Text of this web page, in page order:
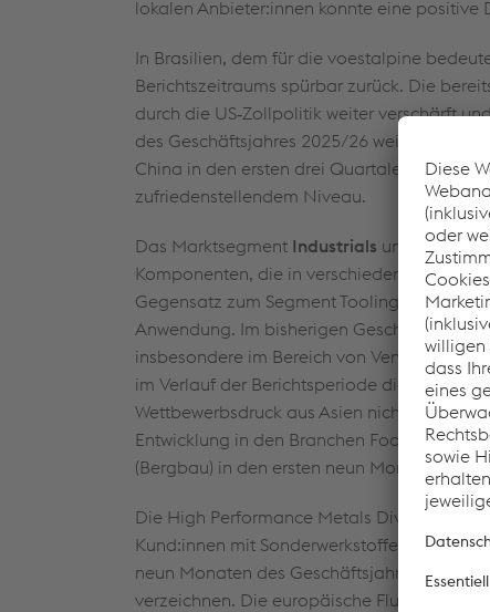
lokalen Anbieter:innen konnte eine positive
In Brasilien, dem für die voestalpine
Berichtszeitraums spürbar zurück. Die
durch die US‑Zollpolitik weiter verschärft
des Geschäftsjahres 2025/26 weiter
China in den ersten drei Quartalen des
zufriedenstellendem Niveau.
Das Marktsegment Industrials umfasst ein
Komponenten, die in verschiedenen
Gegensatz zum Segment Tooling finden
Anwendung. Im bisherigen Geschäftsjahr
insbesondere im Bereich von Ventilstählen
im Verlauf der Berichtsperiode die
Wettbewerbsdruck aus Asien nicht zu einer
Entwicklung in den Branchen Food &
(Bergbau) in den ersten neun Monaten des
Die High Performance Metals Division
Kund:innen mit Sonderwerkstoffen sowie
neun Monaten des Geschäftsjahres 2025/
verzeichnen. Die europäische